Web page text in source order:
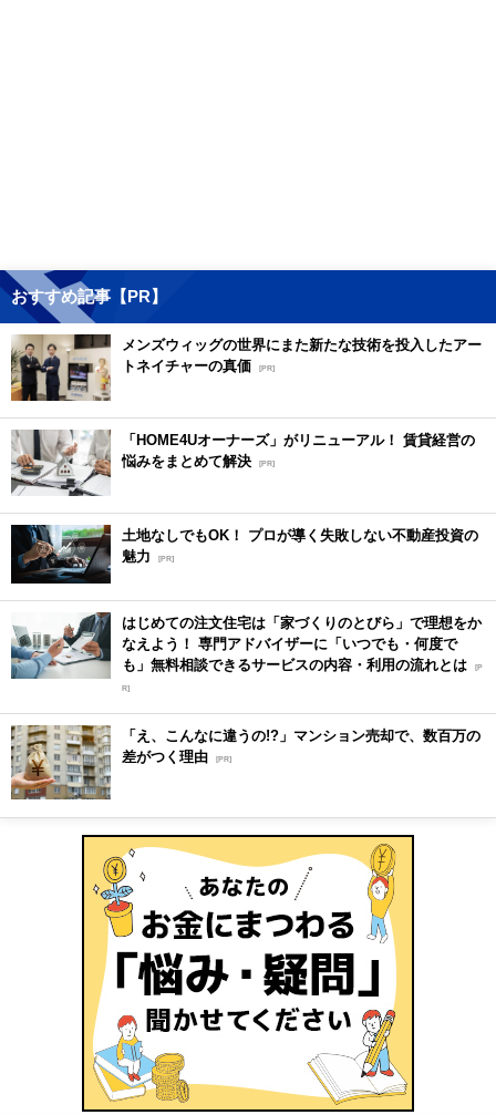
おすすめ記事【PR】
メンズウィッグの世界にまた新たな技術を投入したアー
トネイチャーの真価 [PR]
「HOME4Uオーナーズ」がリニューアル！ 賃貸経営の
悩みをまとめて解決 [PR]
土地なしでもOK！ プロが導く失敗しない不動産投資の
魅力
[PR]
はじめての注文住宅は「家づくりのとびら」で理想をか
なえよう！ 専門アドバイザーに「いつでも・何度で
も」無料相談できるサービスの内容・利用の流れとは [P
R]
「え、こんなに違うの!?」マンション売却で、数百万の
差がつく理由 [PR]